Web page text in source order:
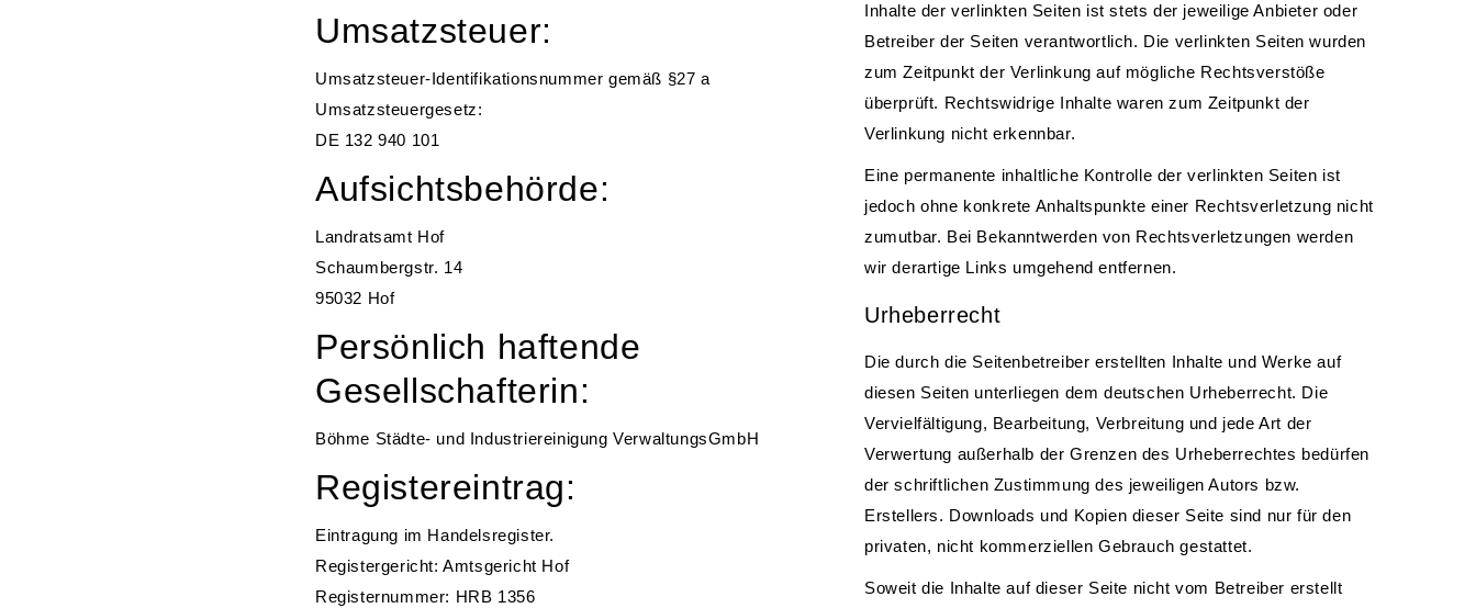
Umsatzsteuer:
Umsatzsteuer-Identifikationsnummer gemäß §27 a
Umsatzsteuergesetz:
DE 132 940 101
Aufsichtsbehörde:
Landratsamt Hof
Schaumbergstr. 14
95032 Hof
Persönlich haftende
Gesellschafterin:
Böhme Städte- und Industriereinigung VerwaltungsGmbH
Registereintrag:
Eintragung im Handelsregister.
Registergericht: Amtsgericht Hof
Registernummer: HRB 1356
Inhalte der verlinkten Seiten ist stets der jeweilige Anbieter oder
Betreiber der Seiten verantwortlich. Die verlinkten Seiten wurden
zum Zeitpunkt der Verlinkung auf mögliche Rechtsverstöße
überprüft. Rechtswidrige Inhalte waren zum Zeitpunkt der
Verlinkung nicht erkennbar.
Eine permanente inhaltliche Kontrolle der verlinkten Seiten ist
jedoch ohne konkrete Anhaltspunkte einer Rechtsverletzung nicht
zumutbar. Bei Bekanntwerden von Rechtsverletzungen werden
wir derartige Links umgehend entfernen.
Urheberrecht
Die durch die Seitenbetreiber erstellten Inhalte und Werke auf
diesen Seiten unterliegen dem deutschen Urheberrecht. Die
Vervielfältigung, Bearbeitung, Verbreitung und jede Art der
Verwertung außerhalb der Grenzen des Urheberrechtes bedürfen
der schriftlichen Zustimmung des jeweiligen Autors bzw.
Erstellers. Downloads und Kopien dieser Seite sind nur für den
privaten, nicht kommerziellen Gebrauch gestattet.
Soweit die Inhalte auf dieser Seite nicht vom Betreiber erstellt